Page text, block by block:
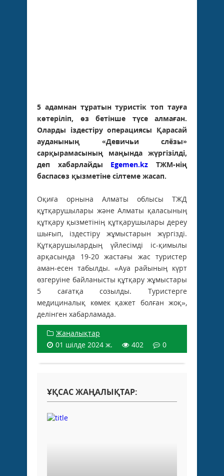
5 адамнан тұратын туристік топ тауға
көтеріліп, өз бетінше түсе алмаған.
Оларды іздестіру операциясы Қарасай
ауданының «Девичьи слёзы»
сарқырамасының маңында жүргізілді,
деп хабарлайды Egemen.kz ТЖМ-нің
баспасөз қызметіне сілтеме жасап.
Оқиға орнына Алматы облысы ТЖД
құтқарушылары және Алматы қаласының
құтқару қызметінің құтқарушылары дереу
шығып, іздестіру жұмыстарын жүргізді.
Құтқарушылардың үйлесімді іс-қимылы
арқасында 19-20 жастағы жас туристер
аман-есен табылды. «Ауа райының күрт
өзгеруіне байланысты құтқару жұмыстары
5 сағатқа созылды. Туристерге
медициналық көмек қажет болған жоқ»,
делінген хабарламада.
Жаңалықтар
01 шілде 2024 ж.
402 0
ҰҚСАС ЖАҢАЛЫҚТАР: